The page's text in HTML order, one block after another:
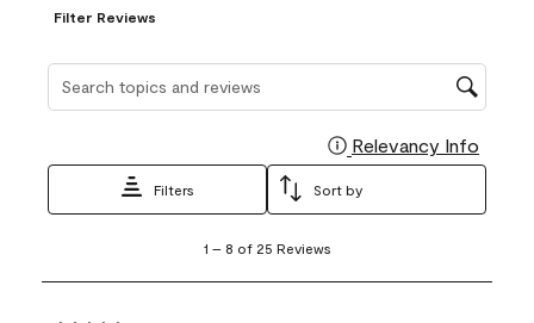
Filter Reviews
Relevancy Info
Filters Sort by
8
1 – 8 of 25 Reviews